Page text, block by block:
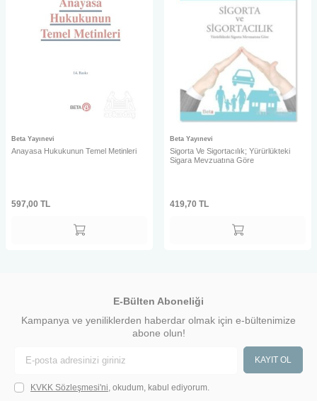
Beta Yayınevi
Anayasa Hukukunun Temel Metinleri
597,00 TL
Beta Yayınevi
Sigorta Ve Sigortacılık; Yürürlükteki
Sigara Mevzuatına Göre
419,70 TL
E-Bülten Aboneliği
Kampanya ve yeniliklerden haberdar olmak için e-bültenimize
abone olun!
KAYIT OL
KVKK Sözleşmesi'ni , okudum, kabul ediyorum.